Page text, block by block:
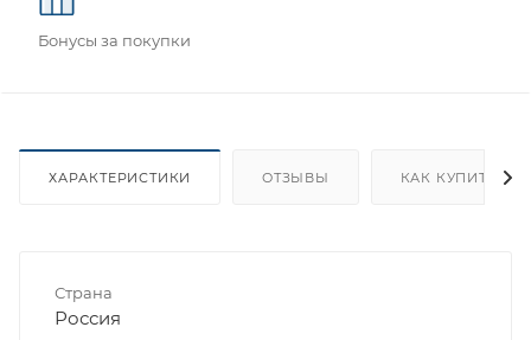
Бонусы за покупки
ХАРАКТЕРИСТИКИ ОТЗЫВЫ КАК КУПИТЬ
Страна
Россия